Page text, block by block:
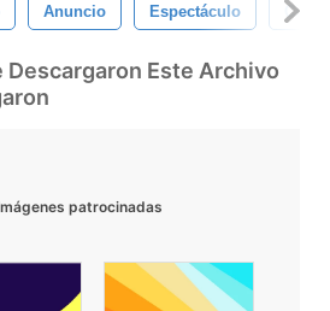
Anuncio Espectáculo Circo
Descargaron Este Archivo
patrocinadas